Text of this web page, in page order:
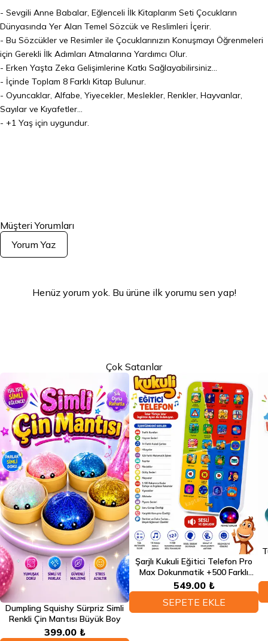
- Sevgili Anne Babalar, Eğlenceli İlk Kitaplarım Seti Çocukların
Dünyasında Yer Alan Temel Sözcük ve Reslimleri İçerir.
- Bu Sözcükler ve Resimler ile Çocuklarınızın Konuşmayı Öğrenmeleri
için Gerekli İlk Adımları Atmalarına Yardımcı Olur.
- Erken Yaşta Zeka Gelişimlerine Katkı Sağlayabilirsiniz...
- İçinde Toplam 8 Farklı Kitap Bulunur.
- Oyuncaklar, Alfabe, Yiyecekler, Meslekler, Renkler, Hayvanlar,
Sayılar ve Kıyafetler...
- +1 Yaş için uygundur.
Müşteri Yorumları
Yorum Yaz
Henüz yorum yok. Bu ürüne ilk yorumu sen yap!
Çok Satanlar
Dumpling Squishy Sürpriz Simli
Renkli Çin Mantısı Büyük Boy
399.00 ₺
SEPETE EKLE
Şarjlı Kukuli Eğitici Telefon Pro
Max Dokunmatik +500 Farklı
Eğitici Türkçe Sesli Fonksiyonlu
Telefon
549.00 ₺